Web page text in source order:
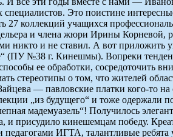
Это поистине
27 коллекций учащихся
и члена жюри Ирины Корневой,
и не ставил. А вот приложить
(ПУ №38 г. Кинешмы). Вопреки
ее обработки, сосредоточить
стереотипы о том, что жителей
— павловские платки кого-то
„из будущего“ и тоже
мадемуазель“! Получилось
присудило кинешемцам победу.
ИГТА, талантливые